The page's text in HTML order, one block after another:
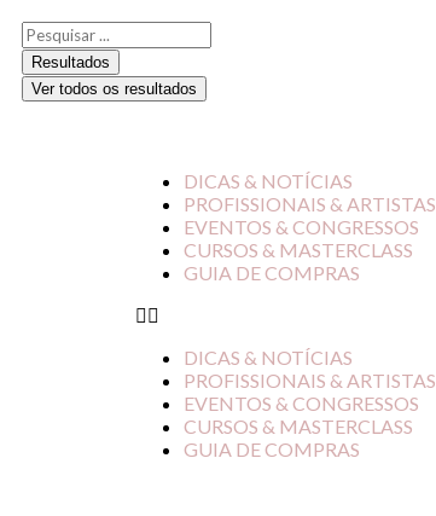
Resultados
Ver todos os resultados
DICAS & NOTÍCIAS
PROFISSIONAIS & ARTISTAS
EVENTOS & CONGRESSOS
CURSOS & MASTERCLASS
GUIA DE COMPRAS
DICAS & NOTÍCIAS
PROFISSIONAIS & ARTISTAS
EVENTOS & CONGRESSOS
CURSOS & MASTERCLASS
GUIA DE COMPRAS